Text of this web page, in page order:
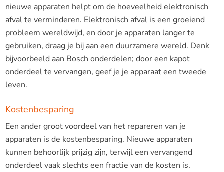
nieuwe apparaten helpt om de hoeveelheid elektronisch
afval te verminderen. Elektronisch afval is een groeiend
probleem wereldwijd, en door je apparaten langer te
gebruiken, draag je bij aan een duurzamere wereld. Denk
bijvoorbeeld aan Bosch onderdelen; door een kapot
onderdeel te vervangen, geef je je apparaat een tweede
leven.
Kostenbesparing
Een ander groot voordeel van het repareren van je
apparaten is de kostenbesparing. Nieuwe apparaten
kunnen behoorlijk prijzig zijn, terwijl een vervangend
onderdeel vaak slechts een fractie van de kosten is.